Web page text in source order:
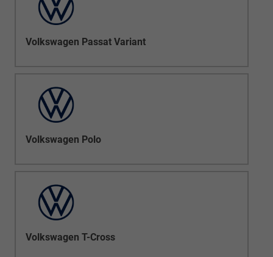
Volkswagen Passat Variant
Volkswagen Polo
Volkswagen T-Cross